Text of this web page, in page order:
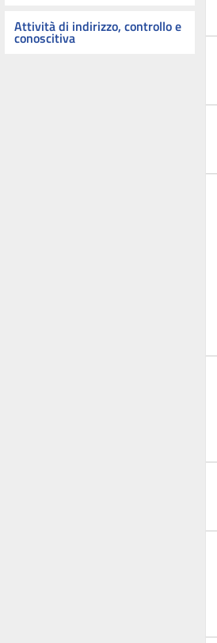
Attività di indirizzo, controllo e
conoscitiva